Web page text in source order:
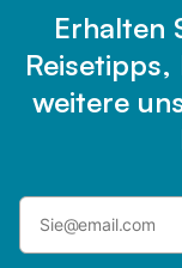
Erhalten
weitere